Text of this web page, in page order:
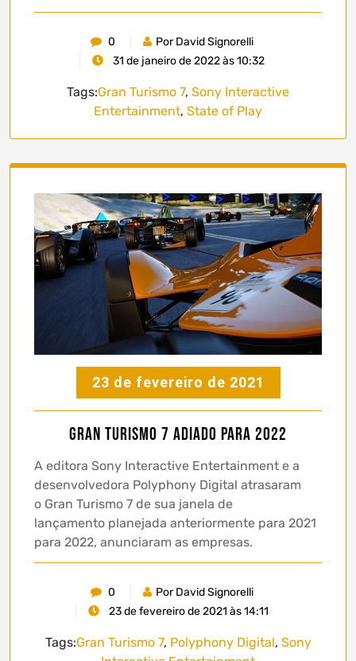
0
Por David Signorelli
31 de janeiro de 2022 às 10:32
Tags:Gran Turismo 7, Sony Interactive
Entertainment, State of Play
23 de fevereiro de 2021
Gran Turismo 7 adiado para 2022
A editora Sony Interactive Entertainment e a
desenvolvedora Polyphony Digital atrasaram
o Gran Turismo 7 de sua janela de
lançamento planejada anteriormente para 2021
para 2022, anunciaram as empresas.
0
Por David Signorelli
23 de fevereiro de 2021 às 14:11
Tags:Gran Turismo 7, Polyphony Digital, Sony